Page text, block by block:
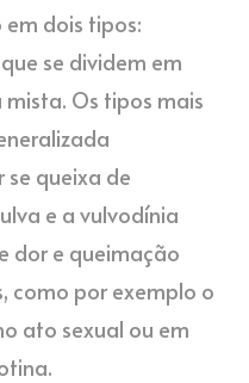
dois tipos:
se dividem em
Os tipos mais
se queixa de
e a vulvodínia
dor e queimação
como por exemplo o
ato sexual ou em